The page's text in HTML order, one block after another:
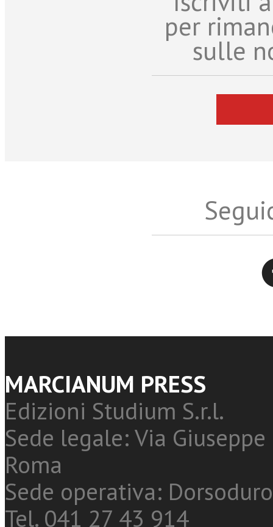
per
sulle
MARCIANUM PRESS
Edizioni Studium S.r.l.
Sede legale: Via
Roma
Sede operativa:
Tel. 041 27 43 914